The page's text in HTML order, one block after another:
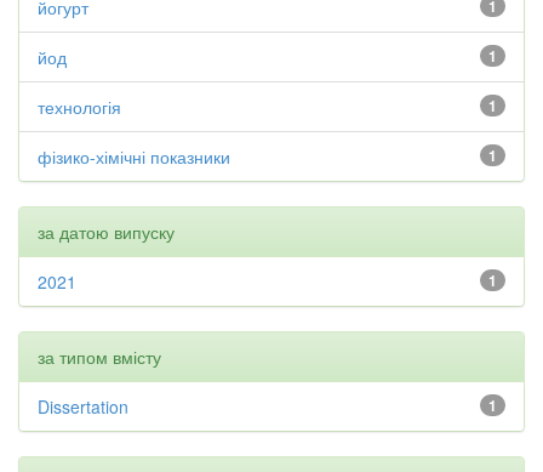
1
йогурт
1
йод
1
технологія
1
фізико-хімічні показники
за датою випуску
1
2021
за типом вмісту
1
Dissertation